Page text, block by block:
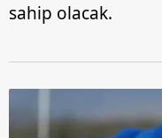
sahip olacak.